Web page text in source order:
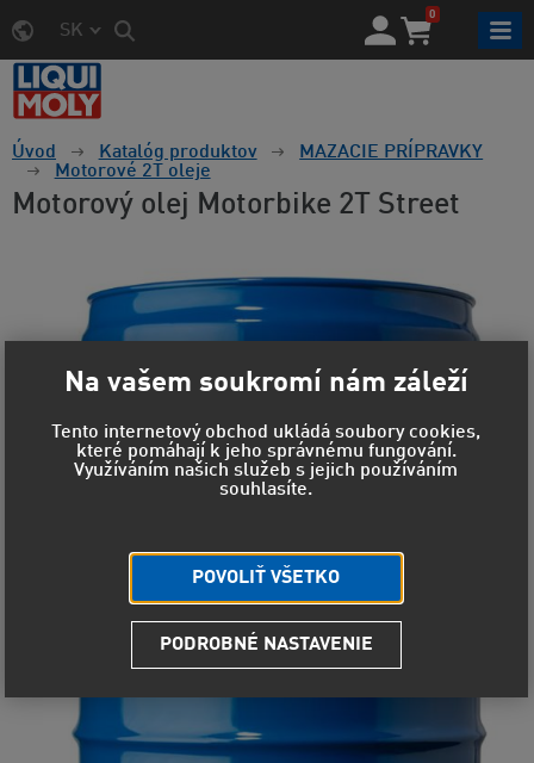
SK
0
Úvod Katalóg produktov
MAZACIE PRÍPRAVKY
Motorové 2T oleje
Motorový olej Motorbike 2T Street
Na vašem soukromí nám záleží
Tento internetový obchod ukládá soubory cookies,
které pomáhají k jeho správnému fungování.
Využíváním našich služeb s jejich používáním
souhlasíte.
POVOLIŤ VŠETKO
PODROBNÉ NASTAVENIE